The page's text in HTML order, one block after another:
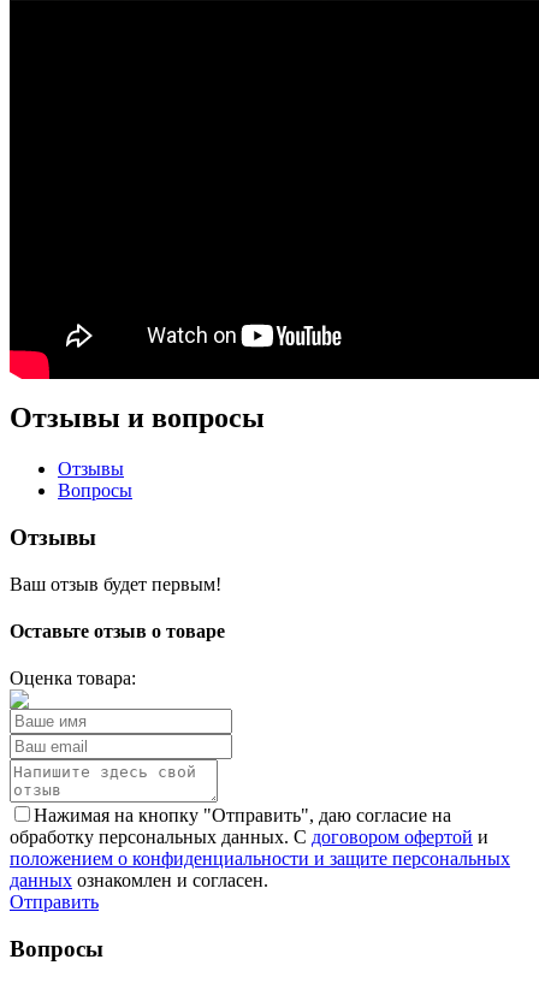
Отзывы и вопросы
Отзывы
Вопросы
Отзывы
Ваш отзыв будет первым!
Оставьте отзыв о товаре
Оценка товара:
Нажимая на кнопку "Отправить", даю согласие на
обработку персональных данных. С договором офертой и
положением о конфиденциальности и защите персональных
данных ознакомлен и согласен.
Отправить
Вопросы